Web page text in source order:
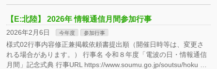
【E:北陸】 2026年 情報通信月間参加行事
2026年2月6日 今年度 参加行事
様式02行事内容修正兼掲載依頼書提出順（開催日時等は、変更さ
れる場合があります。） 行事名 令和８年度「電波の日・情報通信
月間」記念式典 行事URL https://www.soumu.go.jp/soutsu/hoku …